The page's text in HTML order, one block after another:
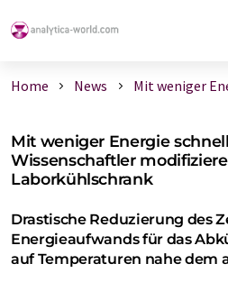
Home News Mit weniger
Mit weniger Energie
Wissenschaftler
Laborkühlschrank
Drastische Reduzierung des
Energieaufwands für das
auf Temperaturen nahe dem